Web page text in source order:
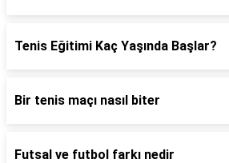
Tenis Eğitimi Kaç Yaşında Başlar?
Bir tenis maçı nasıl biter
Futsal ve futbol farkı nedir